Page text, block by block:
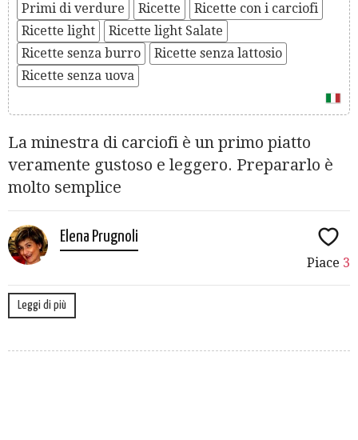
Primi di verdure
Ricette
Ricette con i carciofi
Ricette light
Ricette light Salate
Ricette senza burro
Ricette senza lattosio
Ricette senza uova
La minestra di carciofi è un primo piatto
veramente gustoso e leggero. Prepararlo è
molto semplice
Elena Prugnoli
Piace 3
Leggi di più